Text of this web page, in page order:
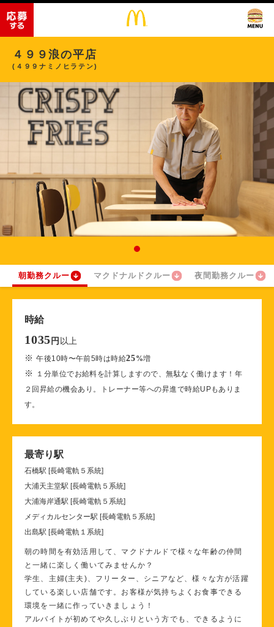
４９９浪の平店
(４９９ナミノヒラテン)
朝勤務クルー マクドナルドクルー 夜間勤務クルー
時給
1035 円 以上
※午後10時〜午前5時は時給25%増
※
１分単位でお給料を計算しますので、無駄なく働けます！年
２回昇給の機会あり。トレーナー等への昇進で時給UPもありま
す。
最寄り駅
石橋駅 [長崎電軌５系統]
大浦天主堂駅 [長崎電軌５系統]
大浦海岸通駅 [長崎電軌５系統]
メディカルセンター駅 [長崎電軌５系統]
出島駅 [長崎電軌１系統]
朝の時間を有効活用して、マクドナルドで様々な年齢の仲間
と一緒に楽しく働いてみませんか？
学生、主婦(主夫)、フリーター、シニアなど、様々な方が活躍
している楽しい店舗です。お客様が気持ちよくお食事できる
環境を一緒に作っていきましょう！
アルバイトが初めてや久しぶりという方でも、できるように